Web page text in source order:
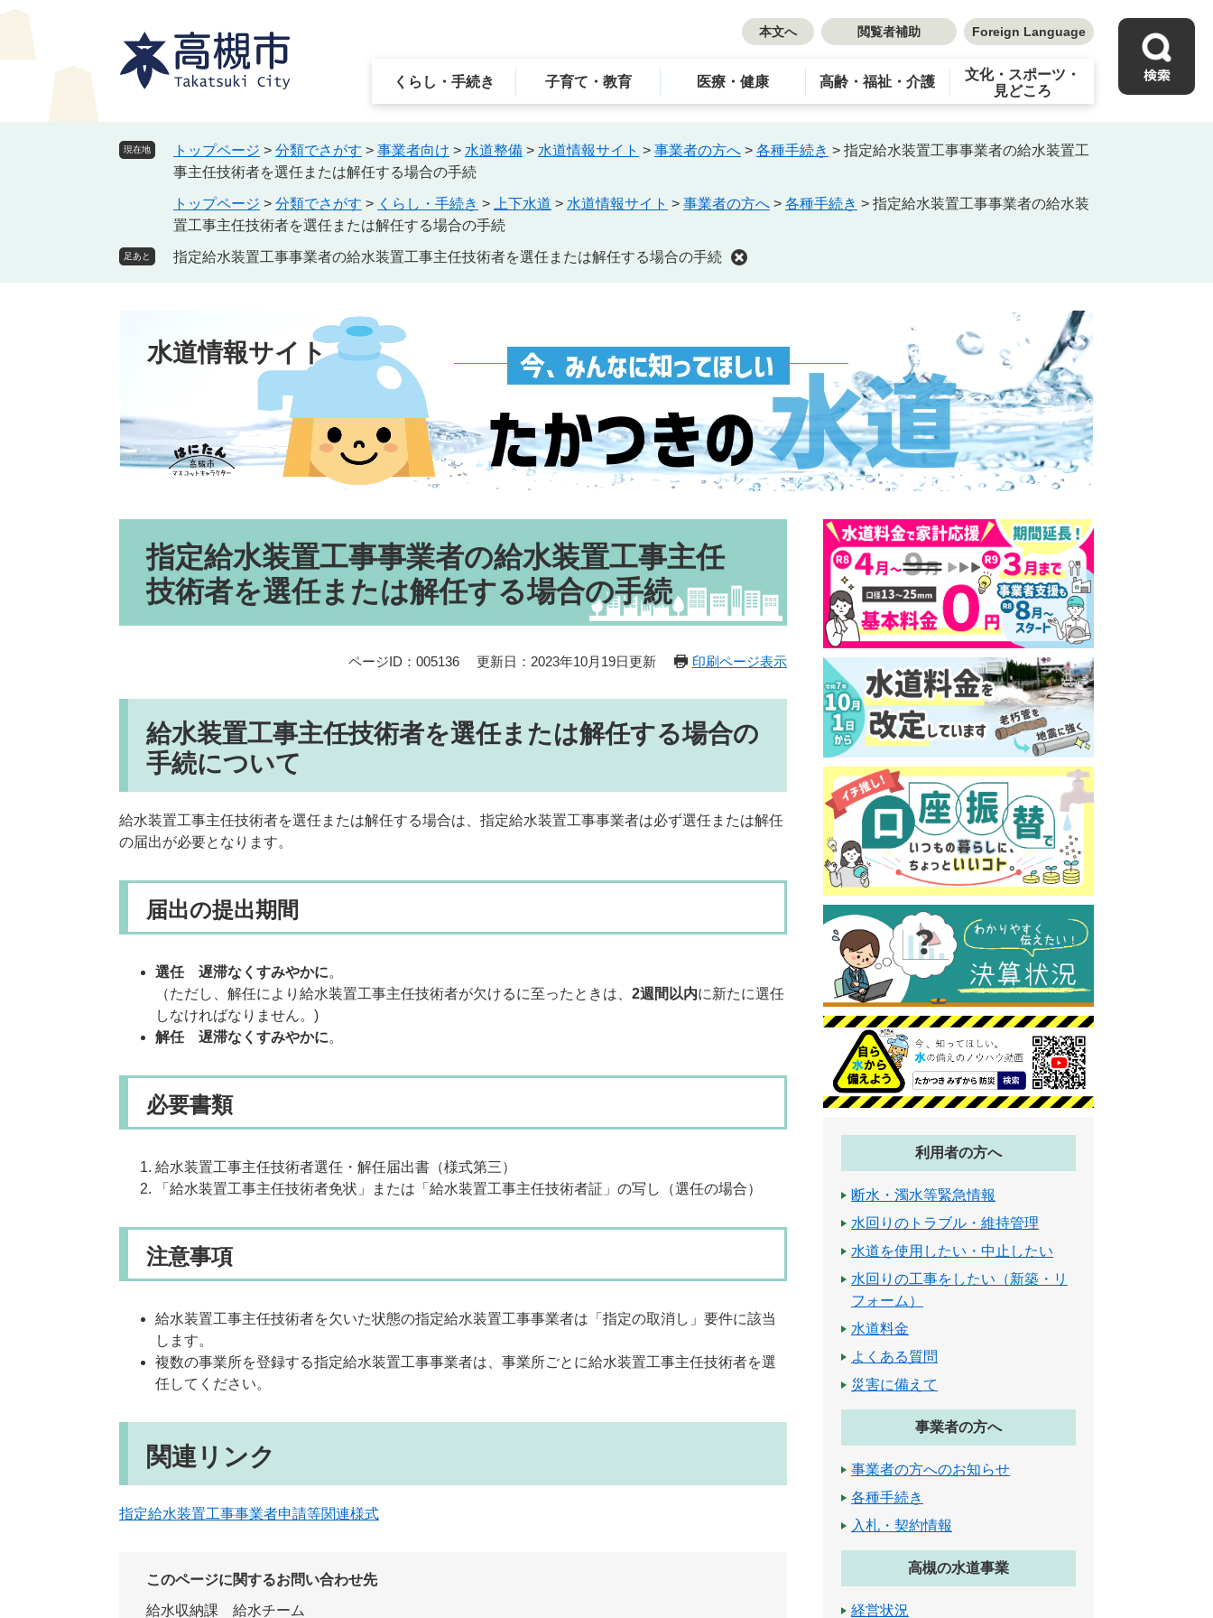
ペ
メ
本文へ 閲覧者補助 Foreign Language
くらし・手続き 子育て・教育 医療・健康 高齢・福祉・介護
文化・スポーツ・
見どころ
現在地 トップページ > 分類でさがす > 事業者向け > 水道整備 > 水道情報サイト > 事業者の方へ > 各種手続き > 指定給水装置工事事業者の給水装置工
事主任技術者を選任または解任する場合の手続
トップページ > 分類でさがす > くらし・手続き > 上下水道 > 水道情報サイト > 事業者の方へ > 各種手続き > 指定給水装置工事事業者の給水装
置工事主任技術者を選任または解任する場合の手続
足あと 指定給水装置工事事業者の給水装置工事主任技術者を選任または解任する場合の手続
水道情報サイト
指定給水装置工事事業者の給水装置工事主任
技術者を選任または解任する場合の手続
ページID：005136 更新日：2023年10月19日更新 印刷ページ表示
給水装置工事主任技術者を選任または解任する場合の
手続について
給水装置工事主任技術者を選任または解任する場合は、指定給水装置工事事業者は必ず選任または解任
の届出が必要となります。
届出の提出期間
選任 遅滞なくすみやかに。
（ただし、解任により給水装置工事主任技術者が欠けるに至ったときは、 2週間以内に新たに選任
しなければなりません。)
解任 遅滞なくすみやかに。
必要書類
給水装置工事主任技術者選任・解任届出書（様式第三）
「給水装置工事主任技術者免状」または「給水装置工事主任技術者証」の写し（選任の場合）
注意事項
給水装置工事主任技術者を欠いた状態の指定給水装置工事事業者は「指定の取消し」要件に該当
します。
複数の事業所を登録する指定給水装置工事事業者は、事業所ごとに給水装置工事主任技術者を選
任してください。
関連リンク
指定給水装置工事事業者申請等関連様式
このページに関するお問い合わせ先
給水収納課
給水チーム
利用者の方へ
断水・濁水等緊急情報
水回りのトラブル・維持管理
水道を使用したい・中止したい
水回りの工事をしたい（新築・リ
フォーム）
水道料金
よくある質問
災害に備えて
事業者の方へ
事業者の方へのお知らせ
各種手続き
入札・契約情報
高槻の水道事業
経営状況